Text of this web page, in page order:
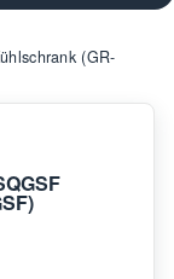
(GR-